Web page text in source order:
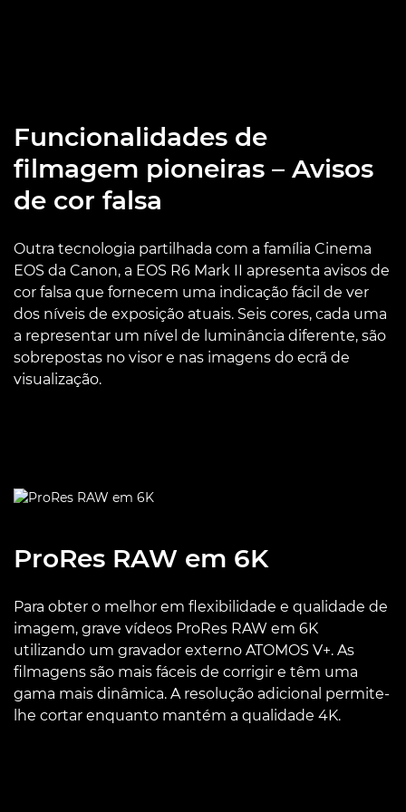
Funcionalidades de
filmagem pioneiras – Avisos
de cor falsa
Outra tecnologia partilhada com a família Cinema
EOS da Canon, a EOS R6 Mark II apresenta avisos de
cor falsa que fornecem uma indicação fácil de ver
dos níveis de exposição atuais. Seis cores, cada uma
a representar um nível de luminância diferente, são
sobrepostas no visor e nas imagens do ecrã de
visualização.
ProRes RAW em 6K
Para obter o melhor em flexibilidade e qualidade de
imagem, grave vídeos ProRes RAW em 6K
utilizando um gravador externo ATOMOS V+. As
filmagens são mais fáceis de corrigir e têm uma
gama mais dinâmica. A resolução adicional permite-
lhe cortar enquanto mantém a qualidade 4K.